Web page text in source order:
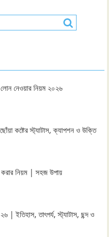
নেওয়ার নিয়ম ২০২৬
কষ্টের স্ট্যাটাস, ক্যাপশন ও উক্তি
করার নিয়ম | সহজ উপায়
| ইতিহাস, তাৎপর্য, স্ট্যাটাস, ছন্দ ও